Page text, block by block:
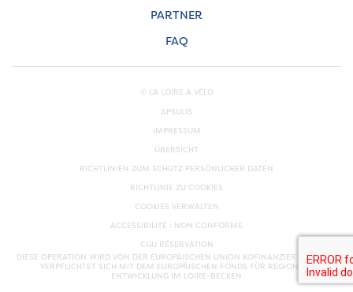
PARTNER
FAQ
© LA LOIRE À VÉLO
APSULIS
IMPRESSUM
ÜBERSICHT
RICHTLINIEN ZUM SCHUTZ PERSÖNLICHER DATEN
RICHTLINIE ZU COOKIES
COOKIES VERWALTEN
ACCESSIBILITÉ : NON CONFORME
CGU RÉSERVATION
DIESE OPERATION WIRD VON DER EUROPÄISCHEN UNION KOFINANZIERT. EUROPA
VERPFLICHTET SICH MIT DEM EUROPÄISCHEN FONDS FÜR REGIONALE
ENTWICKLUNG IM LOIRE-BECKEN